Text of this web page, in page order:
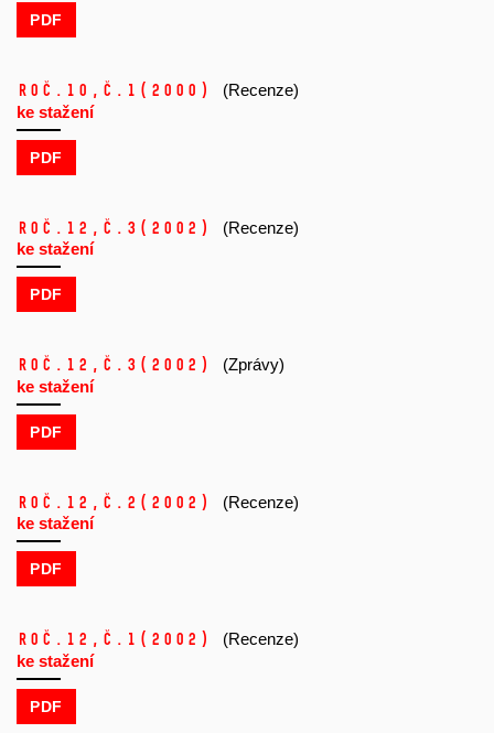
PDF
Roč.10, č.1 (2000)
(Recenze)
ke stažení
PDF
Roč.12, č.3 (2002)
(Recenze)
ke stažení
PDF
Roč.12, č.3 (2002)
(Zprávy)
ke stažení
PDF
Roč.12, č.2 (2002)
(Recenze)
ke stažení
PDF
Roč.12, č.1 (2002)
(Recenze)
ke stažení
PDF